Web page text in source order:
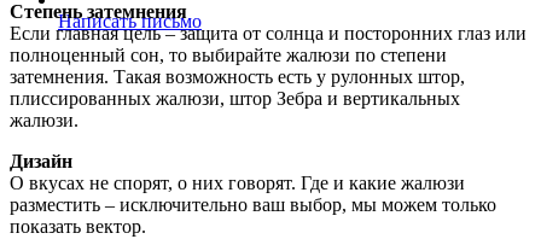
Написать письмо
Степень затемнения
Если главная цель – защита от солнца и посторонних глаз или
полноценный сон, то выбирайте жалюзи по степени
затемнения. Такая возможность есть у рулонных штор,
плиссированных жалюзи, штор Зебра и вертикальных
жалюзи.
Дизайн
О вкусах не спорят, о них говорят. Где и какие жалюзи
разместить – исключительно ваш выбор, мы можем только
показать вектор.